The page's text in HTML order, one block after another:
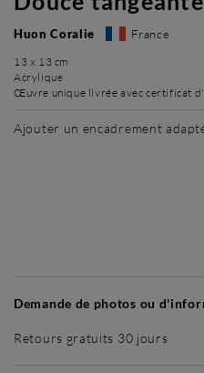
Huon Coralie France
13 x 13 cm
Acrylique
Œuvre unique livrée avec certificat
Ajouter un encadrement
Demande de photos ou
Retours gratuits 30 jours